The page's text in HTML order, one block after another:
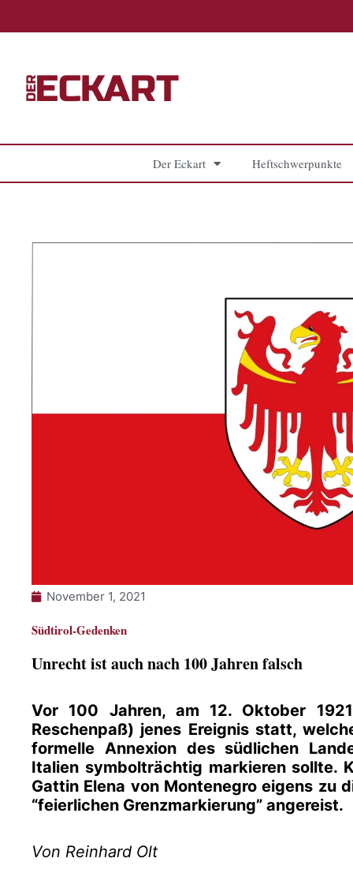
Der Eckart Heftschwerpunkte
November 1, 2021
Südtirol-Gedenken
Unrecht ist auch nach 100 Jahren falsch
Vor 100 Jahren, am 12. Oktober
Reschenpaß) jenes Ereignis statt,
formelle Annexion des südlichen
Italien symbolträchtig markieren sollte.
Gattin Elena von Montenegro eigens zu
“feierlichen Grenzmarkierung” angereist.
Von Reinhard Olt